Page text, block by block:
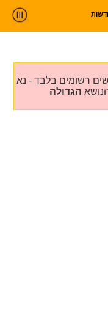
רשומים בלבד - נא
הגדולה